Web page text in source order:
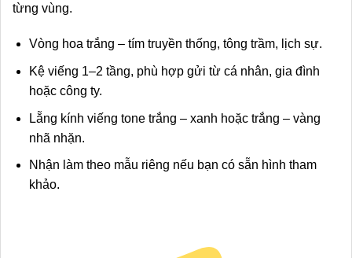
từng vùng.
Vòng hoa trắng – tím truyền thống, tông trầm, lịch sự.
Kệ viếng 1–2 tầng, phù hợp gửi từ cá nhân, gia đình
hoặc công ty.
Lẵng kính viếng tone trắng – xanh hoặc trắng – vàng
nhã nhặn.
Nhận làm theo mẫu riêng nếu bạn có sẵn hình tham
khảo.